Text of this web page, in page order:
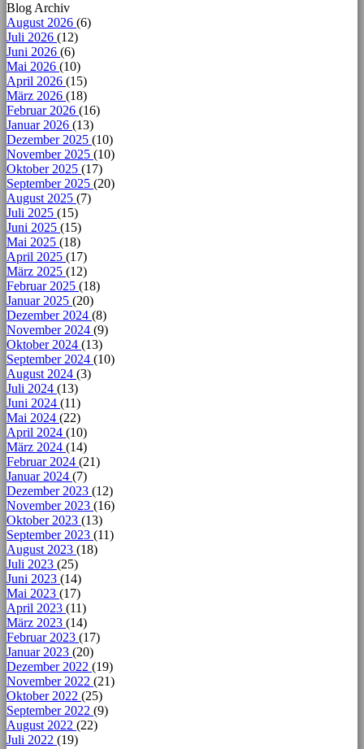
Blog Archiv
August 2026 (6)
Juli 2026 (12)
Juni 2026 (6)
Mai 2026 (10)
April 2026 (15)
März 2026 (18)
Februar 2026 (16)
Januar 2026 (13)
Dezember 2025 (10)
November 2025 (10)
Oktober 2025 (17)
September 2025 (20)
August 2025 (7)
Juli 2025 (15)
Juni 2025 (15)
Mai 2025 (18)
April 2025 (17)
März 2025 (12)
Februar 2025 (18)
Januar 2025 (20)
Dezember 2024 (8)
November 2024 (9)
Oktober 2024 (13)
September 2024 (10)
August 2024 (3)
Juli 2024 (13)
Juni 2024 (11)
Mai 2024 (22)
April 2024 (10)
März 2024 (14)
Februar 2024 (21)
Januar 2024 (7)
Dezember 2023 (12)
November 2023 (16)
Oktober 2023 (13)
September 2023 (11)
August 2023 (18)
Juli 2023 (25)
Juni 2023 (14)
Mai 2023 (17)
April 2023 (11)
März 2023 (14)
Februar 2023 (17)
Januar 2023 (20)
Dezember 2022 (19)
November 2022 (21)
Oktober 2022 (25)
September 2022 (9)
August 2022 (22)
Juli 2022 (19)